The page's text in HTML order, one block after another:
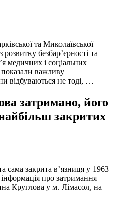
та Миколаївської
безбар’єрності та
медичних і соціальних
показали важливу
відбуваються не тоді, …
затримано, його
закритих
сама закрита в’язниця у 1963
про затримання
Круглова у м. Лімасол, на